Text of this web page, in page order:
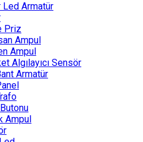
Led Armatür
Priz
Ampul
Ampul
Algılayıcı Sensör
Armatür
Ampul